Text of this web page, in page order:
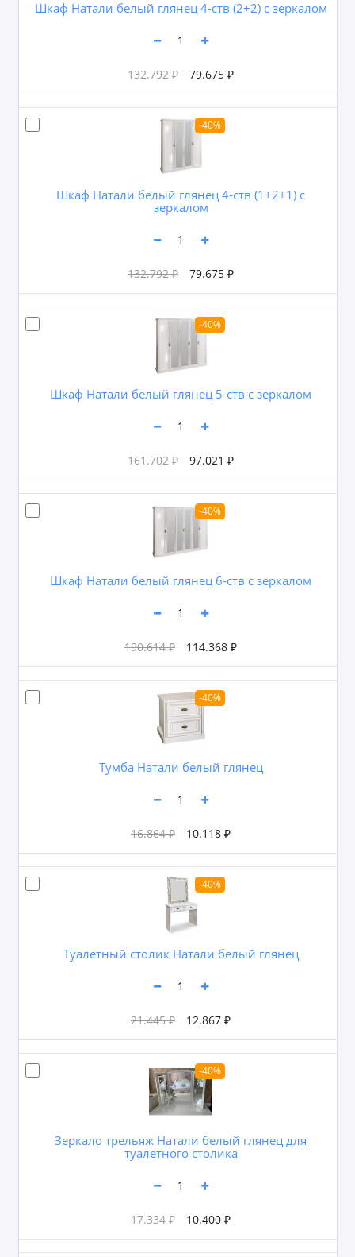
Шкаф Натали белый глянец 4-ств (2+2) с зеркалом
132.792 ₽ 79.675 ₽
-40%
Шкаф Натали белый глянец 4-ств (1+2+1) с
зеркалом
132.792 ₽ 79.675 ₽
-40%
Шкаф Натали белый глянец 5-ств с зеркалом
161.702 ₽ 97.021 ₽
-40%
Шкаф Натали белый глянец 6-ств с зеркалом
190.614 ₽ 114.368 ₽
-40%
Тумба Натали белый глянец
16.864 ₽ 10.118 ₽
-40%
Туалетный столик Натали белый глянец
21.445 ₽ 12.867 ₽
-40%
Зеркало трельяж Натали белый глянец для
туалетного столика
17.334 ₽ 10.400 ₽